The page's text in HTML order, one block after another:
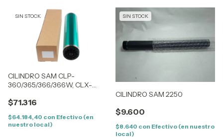
SIN STOCK
CILINDRO SAM CLP-
360/365/366/366W, CLX-
406)
$71.316
$64.184,40 con Efectivo (en
nuestro local)
SIN STOCK
CILINDRO SAM 2250
$9.600
$8.640 con Efectivo (en nuestro
local)